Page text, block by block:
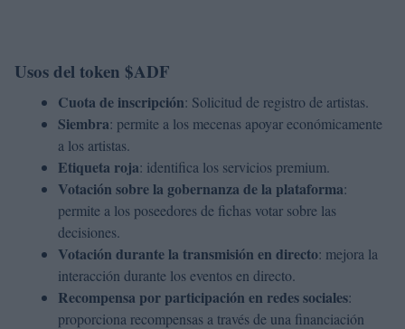
Usos del token $ADF
Cuota de inscripción: Solicitud de registro de artistas.
Siembra: permite a los mecenas apoyar económicamente
a los artistas.
Etiqueta roja: identifica los servicios premium.
Votación sobre la gobernanza de la plataforma:
permite a los poseedores de fichas votar sobre las
decisiones.
Votación durante la transmisión en directo: mejora la
interacción durante los eventos en directo.
Recompensa por participación en redes sociales:
proporciona recompensas a través de una financiación